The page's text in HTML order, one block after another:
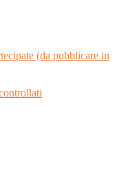
(da pubblicare in